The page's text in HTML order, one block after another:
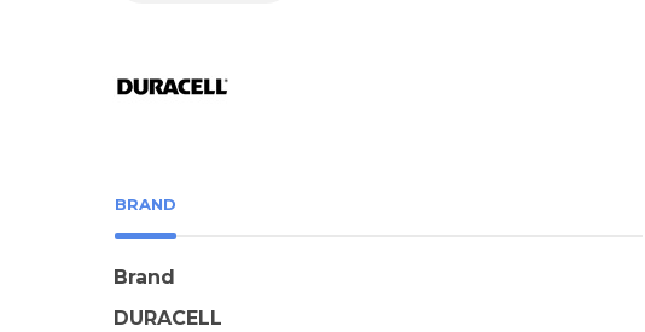
BRAND
Brand
DURACELL